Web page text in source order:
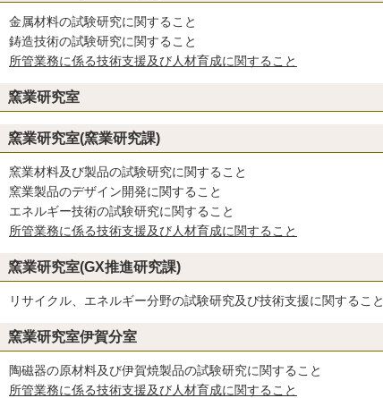
金属材料の試験研究に関すること
鋳造技術の試験研究に関すること
所管業務に係る技術支援及び人材育成に関すること
窯業研究室
窯業研究室(窯業研究課)
窯業材料及び製品の試験研究に関すること
窯業製品のデザイン開発に関すること
エネルギー技術の試験研究に関すること
所管業務に係る技術支援及び人材育成に関すること
窯業研究室(GX推進研究課)
リサイクル、エネルギー分野の試験研究及び技術支援に関すること
窯業研究室伊賀分室
陶磁器の原材料及び伊賀焼製品の試験研究に関すること
所管業務に係る技術支援及び人材育成に関すること